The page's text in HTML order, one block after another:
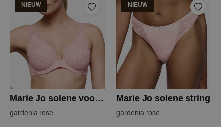
NIEUW
Marie Jo solene voorgevormde bh
gardenia rose
NIEUW
Marie Jo solene string
gardenia rose